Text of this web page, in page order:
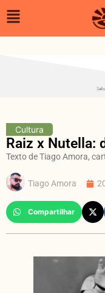
Cultura
Raiz x Nutella:
Texto de Tiago Amora,
Tiago Amora
Compartilhar